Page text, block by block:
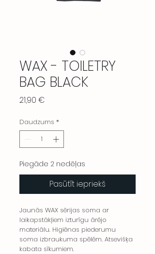
WAX - TOILETRY
BAG BLACK
21,90 €
Daudzums *
Piegāde 2 nedēļas
Pasūtīt iepriekš
Jaunās WAX sērijas soma ar
laikapstākļiem izturīgu ārējo
materiālu. Higiēnas piederumu
soma izbraukuma spēlēm. Atsevišķa
kabata sīkumiem.